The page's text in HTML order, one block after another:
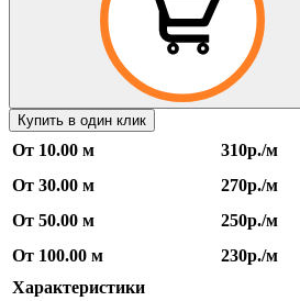
Купить в один клик
От 10.00 м
310р./м
От 30.00 м
270р./м
От 50.00 м
250р./м
От 100.00 м
230р./м
Характеристики